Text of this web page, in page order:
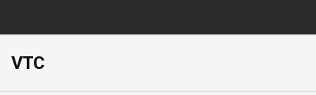
VTC